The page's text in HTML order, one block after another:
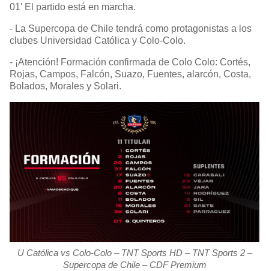
01' El partido está en marcha.
- La Supercopa de Chile tendrá como protagonistas a los
clubes Universidad Católica y Colo-Colo.
- ¡Atención! Formación confirmada de Colo Colo: Cortés,
Rojas, Campos, Falcón, Suazo, Fuentes, alarcón, Costa,
Bolados, Morales y Solari.
U Católica vs Colo-Colo – TNT Sports HD – TNT Sports 2 –
Supercopa de Chile – CDF Premium